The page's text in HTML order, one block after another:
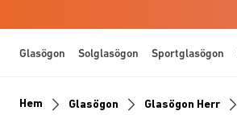
Glasögon Solglasögon Sportglasögon
Hem Glasögon Glasögon Herr